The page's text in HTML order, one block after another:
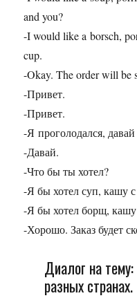
and you?
-I would like a borsch,
cup.
-Okay. The order will be
-Привет.
-Привет.
-Я проголодался,
-Давай.
-Что бы ты хотел?
-Я бы хотел суп, кашу
-Я бы хотел борщ, кашу
-Хорошо. Заказ будет
Диалог на
разных странах.